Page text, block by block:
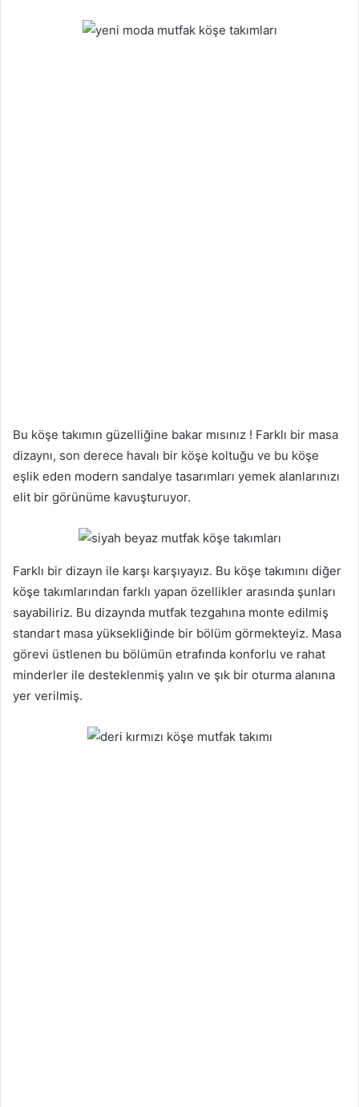
Bu köşe takımın güzelliğine bakar mısınız ! Farklı bir masa
dizaynı, son derece havalı bir köşe koltuğu ve bu köşe
eşlik eden modern sandalye tasarımları yemek alanlarınızı
elit bir görünüme kavuşturuyor.
Farklı bir dizayn ile karşı karşıyayız. Bu köşe takımını diğer
köşe takımlarından farklı yapan özellikler arasında şunları
sayabiliriz. Bu dizaynda mutfak tezgahına monte edilmiş
standart masa yüksekliğinde bir bölüm görmekteyiz. Masa
görevi üstlenen bu bölümün etrafında konforlu ve rahat
minderler ile desteklenmiş yalın ve şık bir oturma alanına
yer verilmiş.